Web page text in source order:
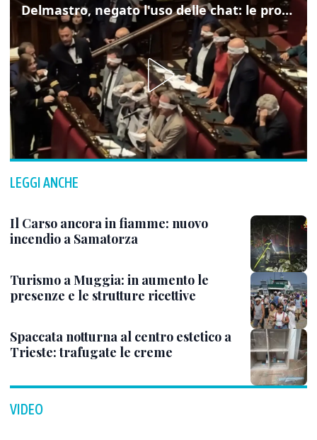
Delmastro, negato l'uso delle chat: le proteste di Avs e M5s
LEGGI ANCHE
Il Carso ancora in fiamme: nuovo
incendio a Samatorza
Turismo a Muggia: in aumento le
presenze e le strutture ricettive
Spaccata notturna al centro estetico a
Trieste: trafugate le creme
VIDEO